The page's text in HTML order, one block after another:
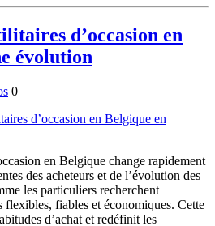
d’occasion en
évolution
0
en Belgique change rapidement
des acheteurs et de l’évolution des
les particuliers recherchent
flexibles, fiables et économiques. Cette
d’achat et redéfinit les